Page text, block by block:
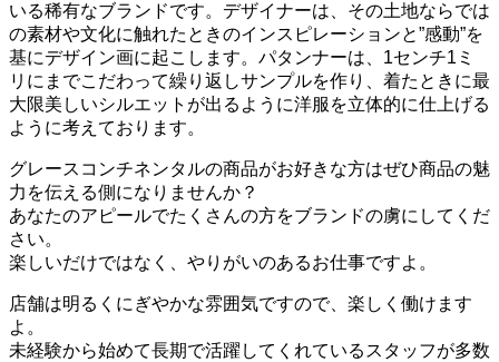
いる稀有なブランドです。デザイナーは、その土地ならでは
の素材や文化に触れたときのインスピレーションと”感動”を
基にデザイン画に起こします。パタンナーは、1センチ1ミ
リにまでこだわって繰り返しサンプルを作り、着たときに最
大限美しいシルエットが出るように洋服を立体的に仕上げる
ように考えております。
グレースコンチネンタルの商品がお好きな方はぜひ商品の魅
力を伝える側になりませんか？
あなたのアピールでたくさんの方をブランドの虜にしてくだ
さい。
楽しいだけではなく、やりがいのあるお仕事ですよ。
店舗は明るくにぎやかな雰囲気ですので、楽しく働けます
よ。
未経験から始めて長期で活躍してくれているスタッフが多数